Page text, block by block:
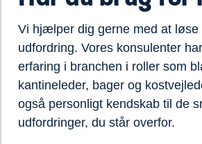
Vi hjælper dig gerne med at løse
udfordring. Vores konsulenter
erfaring i branchen i roller som
kantineleder, bager og
også personligt kendskab til de
udfordringer, du står overfor.